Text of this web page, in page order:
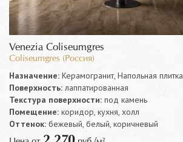
Venezia Coliseumgres
Coliseumgres (Россия)
Назначение: Керамогранит, Напольная плитка
Поверхность: лаппатированная
Текстура поверхности: под камень
Помещение: коридор, кухня, холл
Оттенок: бежевый, белый, коричневый